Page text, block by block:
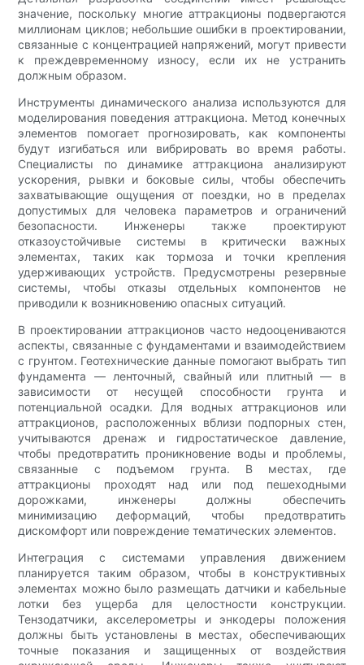
значение, поскольку многие аттракционы подвергаются
миллионам циклов; небольшие ошибки в проектировании,
связанные с концентрацией напряжений, могут привести
к преждевременному износу, если их не устранить
должным образом.
Инструменты динамического анализа используются для
моделирования поведения аттракциона. Метод конечных
элементов помогает прогнозировать, как компоненты
будут изгибаться или вибрировать во время работы.
Специалисты по динамике аттракциона анализируют
ускорения, рывки и боковые силы, чтобы обеспечить
захватывающие ощущения от поездки, но в пределах
допустимых для человека параметров и ограничений
безопасности. Инженеры также проектируют
отказоустойчивые системы в критически важных
элементах, таких как тормоза и точки крепления
удерживающих устройств. Предусмотрены резервные
системы, чтобы отказы отдельных компонентов не
приводили к возникновению опасных ситуаций.
В проектировании аттракционов часто недооцениваются
аспекты, связанные с фундаментами и взаимодействием
с грунтом. Геотехнические данные помогают выбрать тип
фундамента — ленточный, свайный или плитный — в
зависимости от несущей способности грунта и
потенциальной осадки. Для водных аттракционов или
аттракционов, расположенных вблизи подпорных стен,
учитываются дренаж и гидростатическое давление,
чтобы предотвратить проникновение воды и проблемы,
связанные с подъемом грунта. В местах, где
аттракционы проходят над или под пешеходными
дорожками, инженеры должны обеспечить
минимизацию деформаций, чтобы предотвратить
дискомфорт или повреждение тематических элементов.
Интеграция с системами управления движением
планируется таким образом, чтобы в конструктивных
элементах можно было размещать датчики и кабельные
лотки без ущерба для целостности конструкции.
Тензодатчики, акселерометры и энкодеры положения
должны быть установлены в местах, обеспечивающих
точные показания и защищенных от воздействия